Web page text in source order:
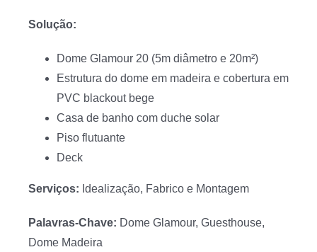
Solução:
Dome Glamour 20 (5m diâmetro e 20m²)
Estrutura do dome em madeira e cobertura em
PVC blackout bege
Casa de banho com duche solar
Piso flutuante
Deck
Serviços: Idealização, Fabrico e Montagem
Palavras-Chave: Dome Glamour, Guesthouse,
Dome Madeira